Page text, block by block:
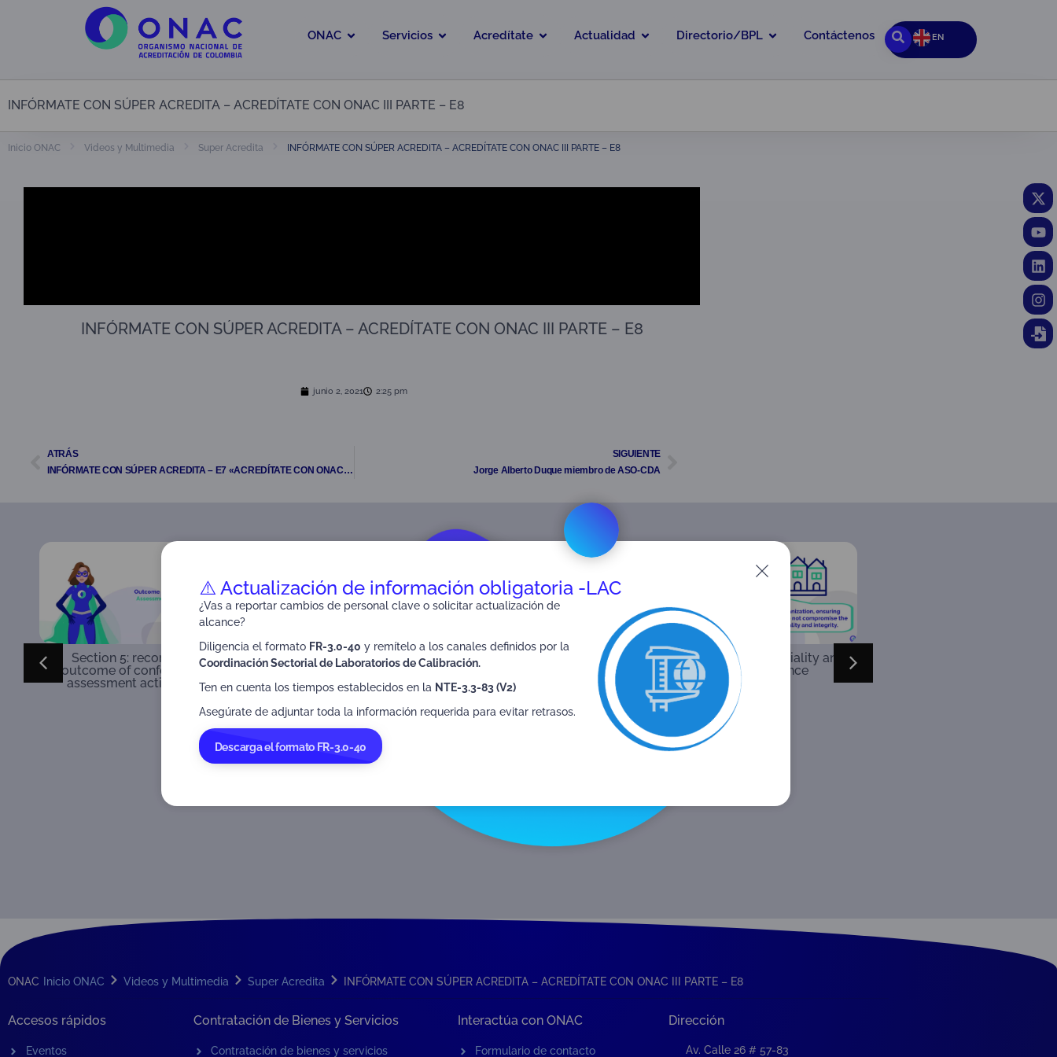
ONAC Servicios Acredítate Actualidad Directorio/BPL Contáctenos EN
INFÓRMATE CON SÚPER ACREDITA – ACREDÍTATE CON ONAC III PARTE – E8
Inicio ONAC Videos y Multimedia Super Acredita INFÓRMATE CON SÚPER ACREDITA – ACREDÍTATE CON ONAC III PARTE – E8
INFÓRMATE CON SÚPER ACREDITA – ACREDÍTATE CON ONAC III PARTE – E8
junio 2, 2021 2:25 pm
ATRÁS
INFÓRMATE CON SÚPER ACREDITA – E7 «ACREDÍTATE CON ONAC II PARTE»
SIGUIENTE
Jorge Alberto Duque miembro de ASO-CDA
Section 5: records –
outcome of conformity
assessment activities
Section 6: Outsourced
activities
Section 7: Organizational
Section 8: Impartiality and
Independence
ONAC Inicio ONAC Videos y Multimedia Super Acredita INFÓRMATE CON SÚPER ACREDITA – ACREDÍTATE CON ONAC III PARTE – E8
Accesos rápidos
Eventos
Contratación de Bienes y Servicios
Contratación de bienes y servicios
Interactúa con ONAC
Formulario de contacto
Dirección
Av. Calle 26 # 57-83
⚠️ Actualización de información obligatoria -LAC
¿Vas a reportar cambios de personal clave o solicitar actualización de
alcance?
Diligencia el formato FR-3.0-40 y remítelo a los canales definidos por la
Coordinación Sectorial de Laboratorios de Calibración.
Ten en cuenta los tiempos establecidos en la NTE-3.3-83 (V2)
Asegúrate de adjuntar toda la información requerida para evitar retrasos.
Descarga el formato FR-3.0-40